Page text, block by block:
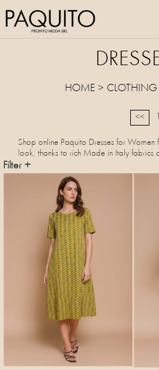
HOME> CLOTHING
<<
Shop online Paquito Dresses for
look, thanks to rich Made in Italy fabrics
Filter +